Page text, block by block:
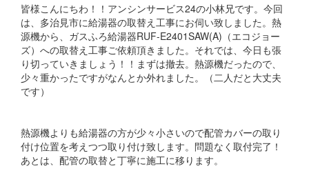
皆様こんにちわ！！アンシンサービス24の小林兄です。今回
は、多治見市に給湯器の取替え工事にお伺い致しました。熱
源機から、ガスふろ給湯器RUF-E2401SAW(A)（エコジョー
ズ）への取替え工事ご依頼頂きました。それでは、今日も張
り切っていきましょう！！まずは撤去。熱源機だったので、
少々重かったですがなんとか外れました。（二人だと大丈夫
です）
熱源機よりも給湯器の方が少々小さいので配管カバーの取り
付け位置を考えつつ取り付け致します。問題なく取付完了！
あとは、配管の取替と丁寧に施工に移ります。